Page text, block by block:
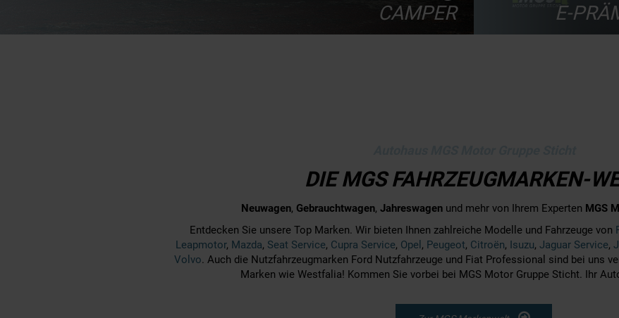
CAMPER E-
DIE MGS FAHRZEUGMARKEN-
Neuwagen, Gebrauchtwagen, Jahreswagenund mehr von Ihrem Experten MGS
Entdecken Sie unsere Top Marken. Wir bieten Ihnen zahlreiche Modelle und Fahrzeuge von
Leapmotor, Mazda, Seat Service, Cupra Service, Opel , Peugeot, Citroën, Isuzu, Jaguar Service,
Volvo. Auch die Nutzfahrzeugmarken Ford Nutzfahrzeuge und Fiat Professional sind bei uns
Marken wie Westfalia! Kommen Sie vorbei bei MGS Motor Gruppe Sticht. Ihr